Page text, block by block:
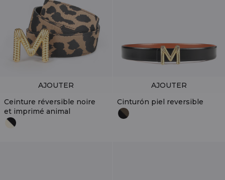
Ceinture réversible noire
et imprimé animal
AJOUTER
Cinturón piel reversible
AJOUTER